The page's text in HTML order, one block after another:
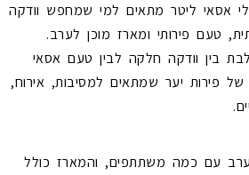
אסאי ליטר מתאים למי שמחפש וודקה
טעם פירותי ומארז מוכן לערב.
בין וודקה חלקה לבין טעם אסאי
פירות יער שמתאים למסיבות, אירוח,
עם כמה משתתפים, והמארז כולל